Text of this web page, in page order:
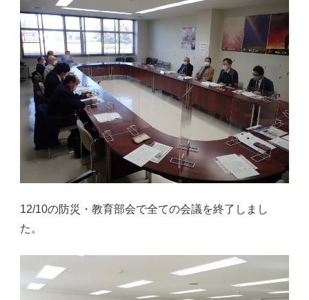
12/10の防災・教育部会で全ての会議を終了しまし
た。